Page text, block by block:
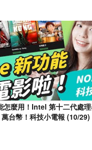
麼用！Intel 第十二代處
台幣！科技小電報 (10/29)